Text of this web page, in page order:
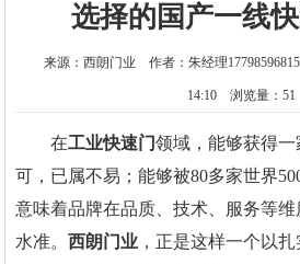
选择的国产一线
来源：西朗门业 作者：朱经理
14:10 浏览量：51
在工业快速门领域，能够获得一
可，已属不易；能够被80多家世界
意味着品牌在品质、技术、服务等
水准。西朗门业 ，正是这样一个以